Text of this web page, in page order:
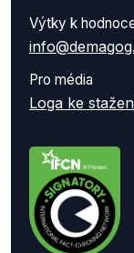
Výtky k
Pro média
Loga ke